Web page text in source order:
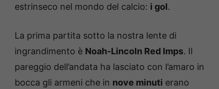
estrinseco nel mondo del calcio: i gol.
La prima partita sotto la nostra lente di
ingrandimento è Noah-Lincoln Red Imps. Il
pareggio dell’andata ha lasciato con l’amaro in
bocca gli armeni che in nove minuti erano